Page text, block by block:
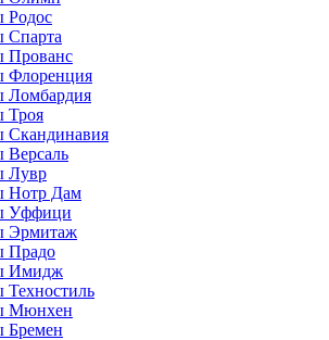
Родос
Спарта
Прованс
Флоренция
Ломбардия
Троя
Скандинавия
Версаль
Лувр
Нотр Дам
Уффици
Эрмитаж
Прадо
Имидж
Техностиль
Мюнхен
Бремен